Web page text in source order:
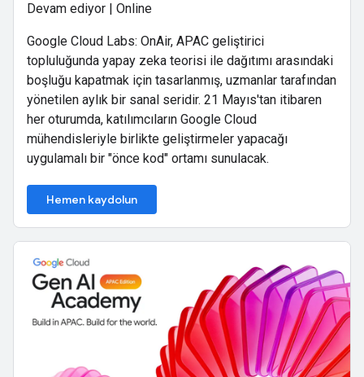
Devam ediyor | Online
Google Cloud Labs: OnAir, APAC geliştirici
topluluğunda yapay zeka teorisi ile dağıtımı arasındaki
boşluğu kapatmak için tasarlanmış, uzmanlar tarafından
yönetilen aylık bir sanal seridir. 21 Mayıs'tan itibaren
her oturumda, katılımcıların Google Cloud
mühendisleriyle birlikte geliştirmeler yapacağı
uygulamalı bir "önce kod" ortamı sunulacak.
Hemen kaydolun